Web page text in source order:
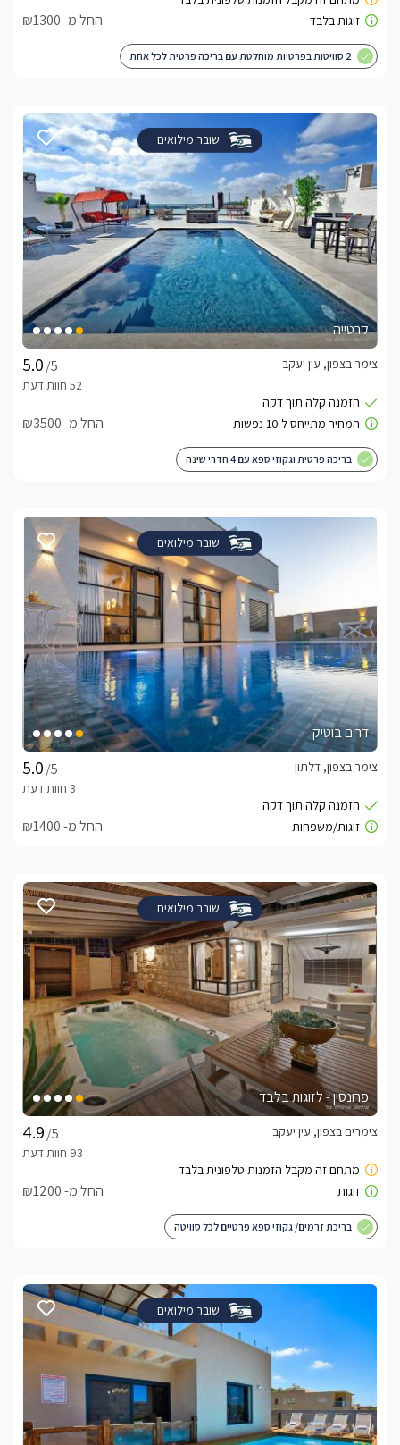
החל מ- ₪1300
2 סוויטות בפרטיות מוחלטת עם בריכה פרטית לכל אחת
שובר מילואים
קרטייה
/5
צימר בצפון, עין יעקב
החל מ- ₪3500
בריכה פרטית וגקוזי ספא עם 4 חדרי שינה
שובר מילואים
דרים בוטיק
/5
צימר בצפון, דלתון
החל מ- ₪1400
שובר מילואים
פרונסין - לזוגות בלבד
/5
צימרים בצפון, עין יעקב
החל מ- ₪1200
בריכת זרמים/ גקוזי ספא פרטיים לכל סוויטה
שובר מילואים